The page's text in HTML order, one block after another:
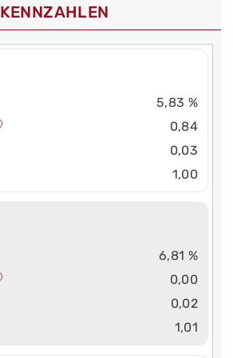
KENNZAHLEN
5,83 %
0,84
0,03
1,00
6,81 %
0,00
0,02
1,01